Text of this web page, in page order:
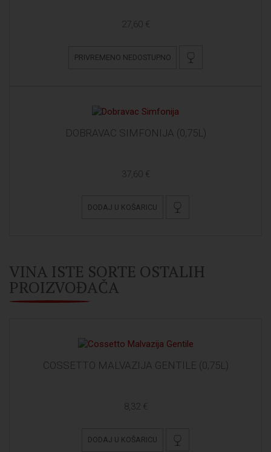
27,60 €
PRIVREMENO NEDOSTUPNO
DOBRAVAC SIMFONIJA (0,75L)
37,60 €
DODAJ U KOŠARICU
VINA ISTE SORTE OSTALIH
PROIZVOĐAČA
COSSETTO MALVAZIJA GENTILE (0,75L)
8,32 €
DODAJ U KOŠARICU